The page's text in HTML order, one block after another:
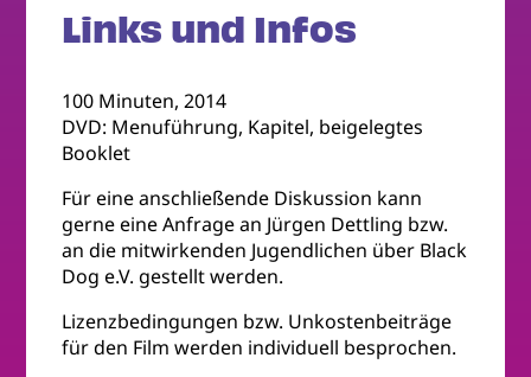
Links und Infos
100 Minuten, 2014
DVD: Menuführung, Kapitel, beigelegtes
Booklet
Für eine anschließende Diskussion kann
gerne eine Anfrage an Jürgen Dettling bzw.
an die mitwirkenden Jugendlichen über Black
Dog e.V. gestellt werden.
Lizenzbedingungen bzw. Unkostenbeiträge
für den Film werden individuell besprochen.